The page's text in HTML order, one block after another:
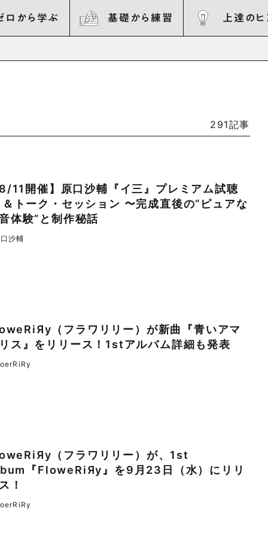
ロから学ぶ 基礎から練習 上達のヒ
291記事
11開催】原口沙輔『イ三』プレミアム試聴
トーク・セッション 〜完成直後の“ピュアな
体験”と制作秘話
沙輔
（フラワリリー）が新曲『青いアマ
ス』をリリース！1stアルバム詳細も発表
（フラワリリー）が、1st
『FloweRiЯy』を9月23日（水）にリリ
！